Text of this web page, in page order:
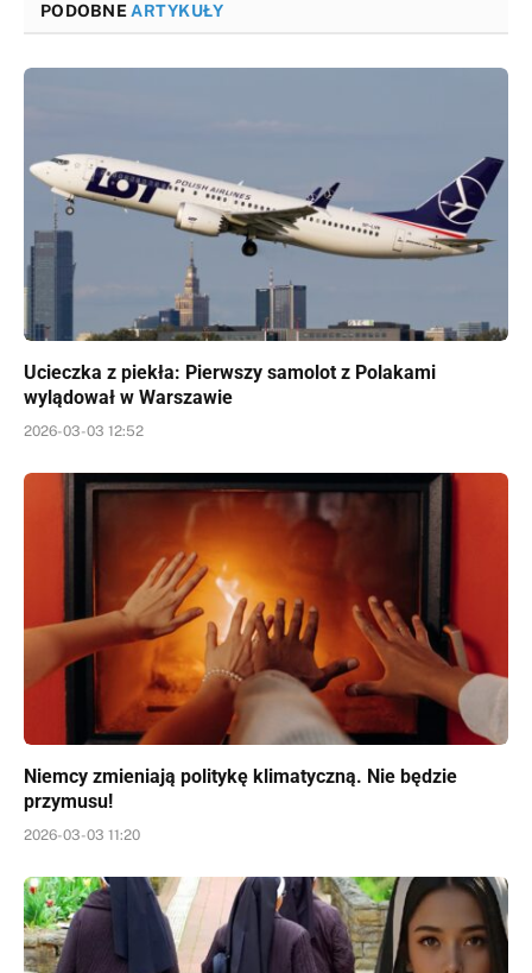
PODOBNE ARTYKUŁY
Ucieczka z piekła: Pierwszy samolot z Polakami
wylądował w Warszawie
2026-03-03 12:52
Niemcy zmieniają politykę klimatyczną. Nie będzie
przymusu!
2026-03-03 11:20